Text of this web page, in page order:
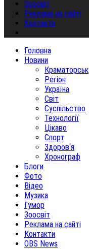
Зоосвіт
Реклама на сайті
Контакти
Головна
Новини
Краматорськ
Регіон
Україна
Світ
Суспільство
Технології
Цікаво
Спорт
Здоров‘я
Хронограф
Блоги
Фото
Відео
Музика
Гумор
Зоосвіт
Реклама на сайті
Контакти
OBS News